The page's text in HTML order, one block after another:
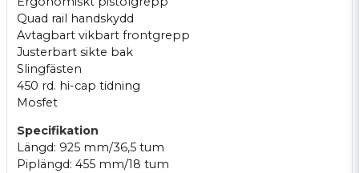
Quad rail handskydd
Avtagbart vikbart frontgrepp
Justerbart sikte bak
Slingfästen
450 rd. hi-cap tidning
Mosfet
Specifikation
Längd: 925 mm/36,5 tum
Piplängd: 455 mm/18 tum